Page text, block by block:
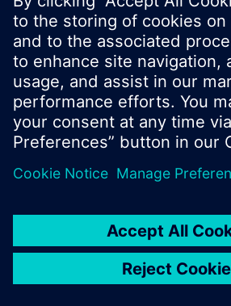
© Siemens Switzerland Ltd. 2020
Zakres produktów i ceny mogą
Polityka prywatności
Warunki użytkowania